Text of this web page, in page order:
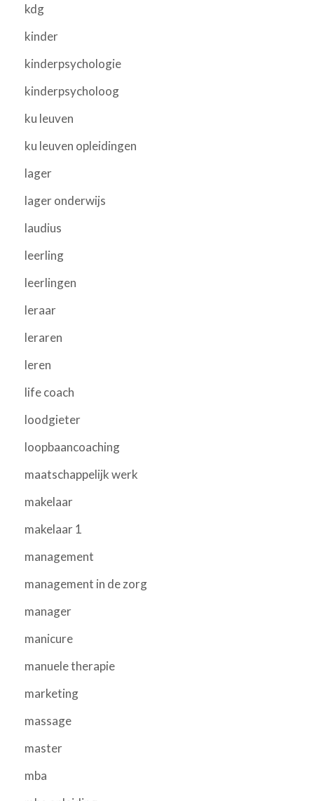
kdg
kinder
kinderpsychologie
kinderpsycholoog
ku leuven
ku leuven opleidingen
lager
lager onderwijs
laudius
leerling
leerlingen
leraar
leraren
leren
life coach
loodgieter
loopbaancoaching
maatschappelijk werk
makelaar
makelaar 1
management
management in de zorg
manager
manicure
manuele therapie
marketing
massage
master
mba